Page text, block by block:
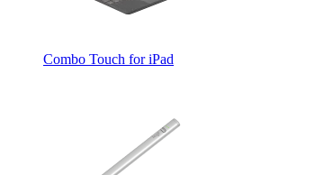
Combo Touch for iPad